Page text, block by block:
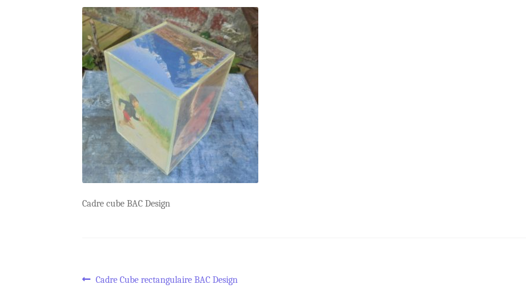
Cadre cube BAC Design
Navigation
Article
Cadre Cube rectangulaire BAC Design